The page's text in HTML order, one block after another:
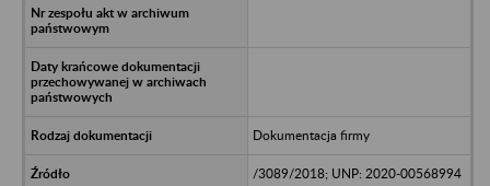
Dokumentacja firmy
/3089/2018; UNP: 2020-00568994